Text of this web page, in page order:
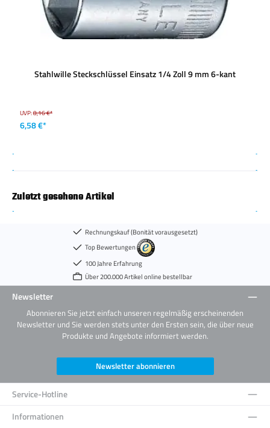
Stahlwille Steckschlüssel Einsatz 1/4 Zoll 9 mm 6-kant
UVP:8,16 €*
6,58 €*
Zuletzt gesehene Artikel
Rechnungskauf (Bonität vorausgesetzt)
Top Bewertungen
100 Jahre Erfahrung
Über 200.000 Artikel online bestellbar
Newsletter
Abonnieren Sie jetzt einfach unseren regelmäßig erscheinenden
Newsletter und Sie werden stets unter den Ersten sein, die über neue
Produkte und Angebote informiert werden.
Newsletter abonnieren
Service-Hotline
Informationen